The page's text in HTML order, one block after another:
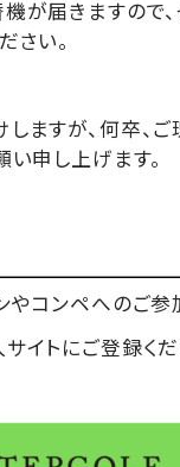
が届きますので
さい。
ますが、何卒、
い申し上げます。
やコンペへのご参
イトにご登録くだ